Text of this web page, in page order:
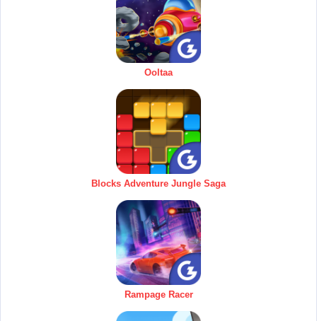
Ooltaa
Blocks Adventure Jungle Saga
Rampage Racer